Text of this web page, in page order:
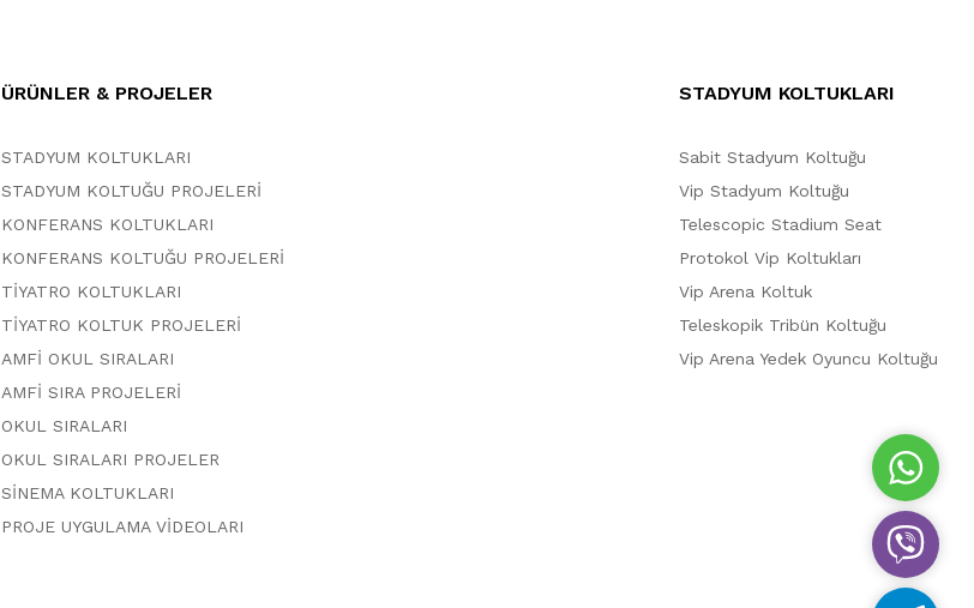
ÜRÜNLER & PROJELER
STADYUM KOLTUKLARI
STADYUM KOLTUĞU PROJELERİ
KONFERANS KOLTUKLARI
KONFERANS KOLTUĞU PROJELERİ
TİYATRO KOLTUKLARI
TİYATRO KOLTUK PROJELERİ
AMFİ OKUL SIRALARI
AMFİ SIRA PROJELERİ
OKUL SIRALARI
OKUL SIRALARI PROJELER
SİNEMA KOLTUKLARI
PROJE UYGULAMA VİDEOLARI
STADYUM KOLTUKLARI
Sabit Stadyum Koltuğu
Vip Stadyum Koltuğu
Telescopic Stadium Seat
Protokol Vip Koltukları
Vip Arena Koltuk
Teleskopik Tribün Koltuğu
Vip Arena Yedek Oyuncu Koltuğu
W
h
a
t
s
A
V
i
b